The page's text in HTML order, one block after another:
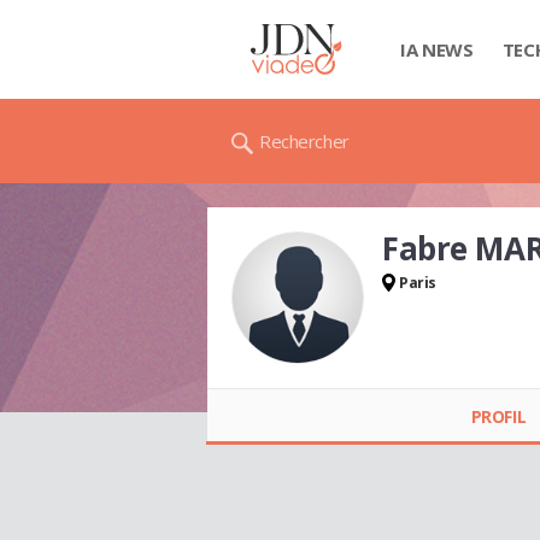
IA NEWS
Rechercher
Fabre
Paris
PROFIL